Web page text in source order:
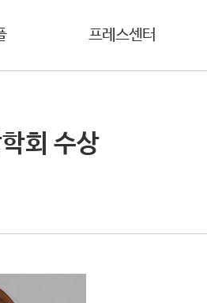
프레스센터
회 수상